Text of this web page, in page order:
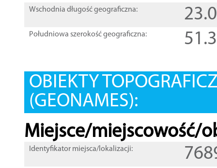
Wschodnia długość geograficzna:
Południowa szerokość geograficzna:
OBIEKTY
(GEONAMES):
Miejsce/miejscowość/
Identyfikator miejsca/lokalizacji: